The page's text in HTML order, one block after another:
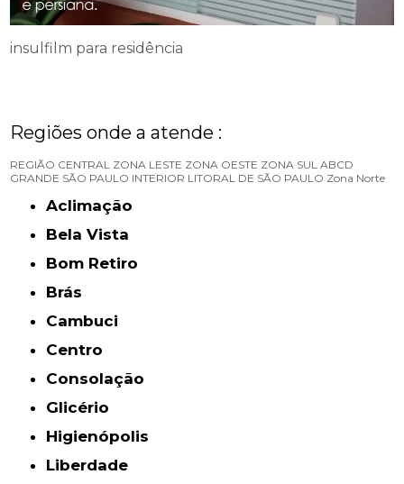
insulfilm para residência
Regiões onde a atende :
REGIÃO CENTRAL ZONA LESTE ZONA OESTE ZONA SUL ABCD
GRANDE SÃO PAULO INTERIOR LITORAL DE SÃO PAULO Zona Norte
Aclimação
Bela Vista
Bom Retiro
Brás
Cambuci
Centro
Consolação
Glicério
Higienópolis
Liberdade